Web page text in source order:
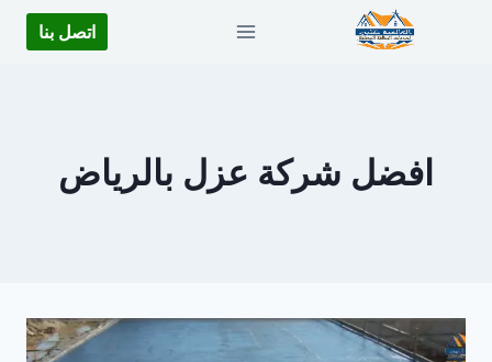
اتصل بنا
افضل شركة عزل بالرياض